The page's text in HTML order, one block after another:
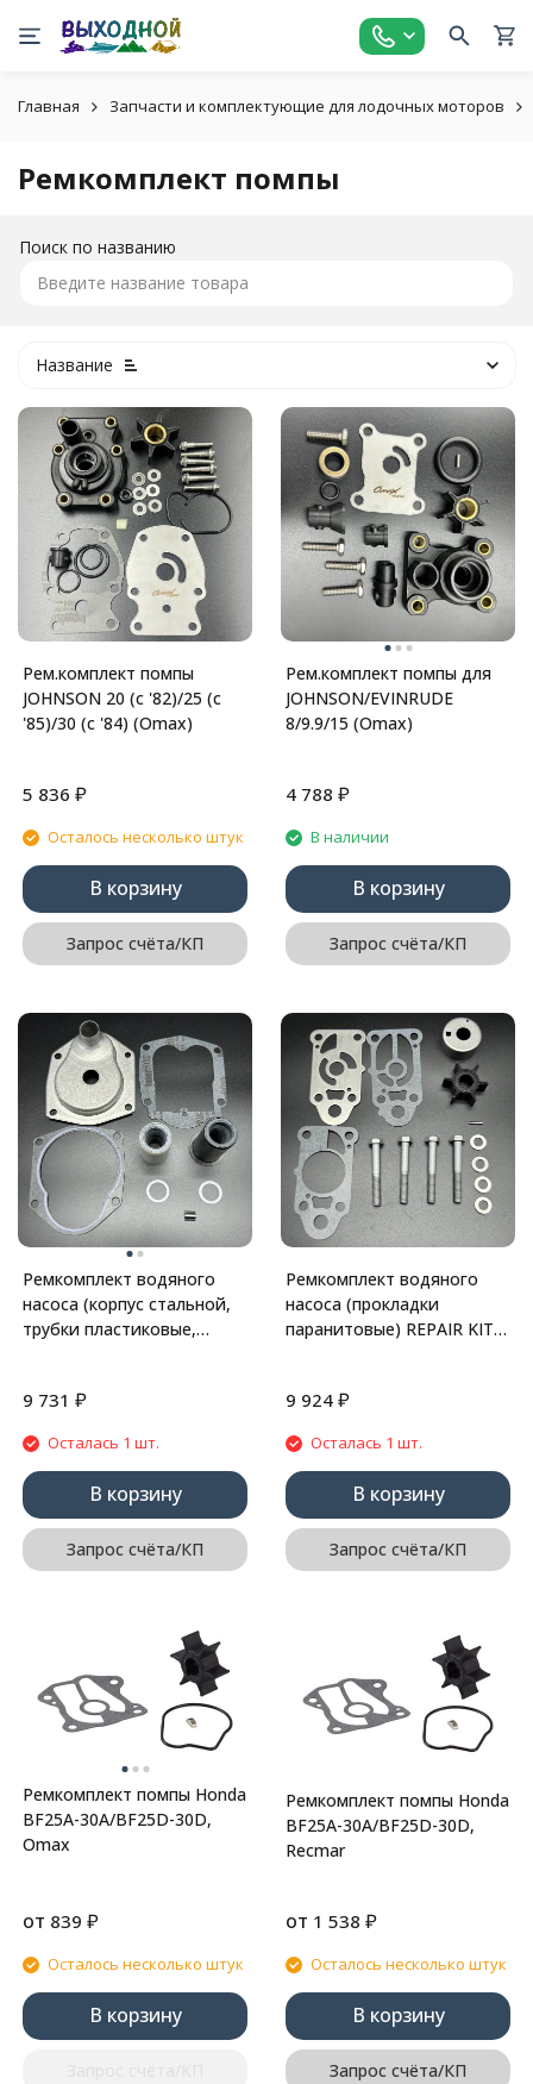
Главная Запчасти и комплектующие для лодочных моторов
Ремкомплект помпы
Поиск по названию
Название
Рем.комплект помпы
JOHNSON 20 (c '82)/25 (с
'85)/30 (с '84) (Omax)
5 836 ₽
Осталось несколько штук
В корзину
Запрос счёта/КП
Рем.комплект помпы для
JOHNSON/EVINRUDE
8/9.9/15 (Omax)
4 788 ₽
В наличии
В корзину
Запрос счёта/КП
Ремкомплект водяного
насоса (корпус стальной,
трубки пластиковые,
9 731 ₽
Осталась 1 шт.
В корзину
Запрос счёта/КП
Ремкомплект водяного
насоса (прокладки
паранитовые) REPAIR KIT-
9 924 ₽
Осталась 1 шт.
В корзину
Запрос счёта/КП
Ремкомплект помпы Honda
BF25A-30A/BF25D-30D,
Omax
от 839 ₽
Осталось несколько штук
В корзину
Ремкомплект помпы Honda
BF25A-30A/BF25D-30D,
Recmar
от 1 538 ₽
Осталось несколько штук
В корзину
Запрос счёта/КП